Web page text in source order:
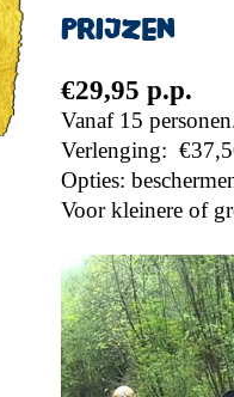
Prijzen
€29,95 p.p.
Vanaf 15
Verlenging:
Opties:
Voor kleinere of